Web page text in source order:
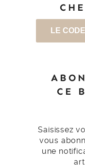
LE
CE
Saisissez
vous
une